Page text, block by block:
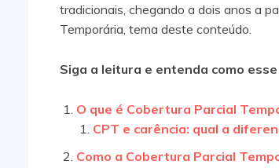
tradicionais, chegando a dois anos a
Temporária, tema deste conteúdo.
Siga a leitura e entenda como
O que é Cobertura Parcial
CPT e carência: qual a
Como a Cobertura Parcial